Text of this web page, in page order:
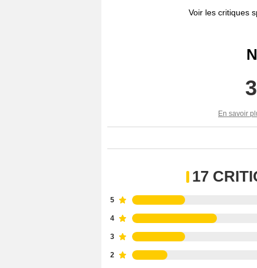
Voir les critiques
En savoir
17
5
4
3
2